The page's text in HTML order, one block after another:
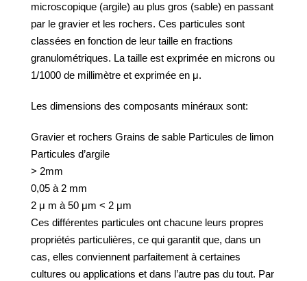
microscopique (argile) au plus gros (sable) en passant
par le gravier et les rochers. Ces particules sont
classées en fonction de leur taille en fractions
granulométriques. La taille est exprimée en microns ou
1/1000 de millimètre et exprimée en μ.
Les dimensions des composants minéraux sont:
Gravier et rochers Grains de sable Particules de limon
Particules d’argile
> 2mm
0,05 à 2 mm
2 μ m à 50 μm < 2 μm
Ces différentes particules ont chacune leurs propres
propriétés particulières, ce qui garantit que, dans un
cas, elles conviennent parfaitement à certaines
cultures ou applications et dans l’autre pas du tout. Par